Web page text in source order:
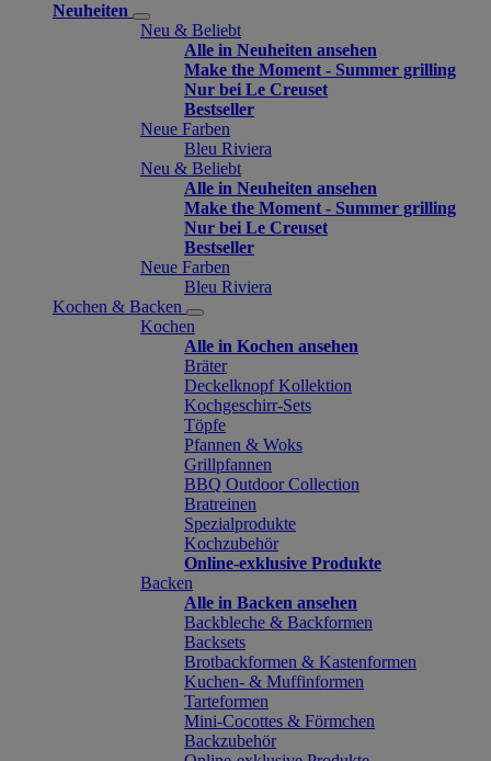
Neuheiten
Neu & Beliebt
Alle in Neuheiten ansehen
Make the Moment - Summer grilling
Nur bei Le Creuset
Bestseller
Neue Farben
Bleu Riviera
Neu & Beliebt
Alle in Neuheiten ansehen
Make the Moment - Summer grilling
Nur bei Le Creuset
Bestseller
Neue Farben
Bleu Riviera
Kochen & Backen
Kochen
Alle in Kochen ansehen
Bräter
Deckelknopf Kollektion
Kochgeschirr-Sets
Töpfe
Pfannen & Woks
Grillpfannen
BBQ Outdoor Collection
Bratreinen
Spezialprodukte
Kochzubehör
Online-exklusive Produkte
Backen
Alle in Backen ansehen
Backbleche & Backformen
Backsets
Brotbackformen & Kastenformen
Kuchen- & Muffinformen
Tarteformen
Mini-Cocottes & Förmchen
Backzubehör